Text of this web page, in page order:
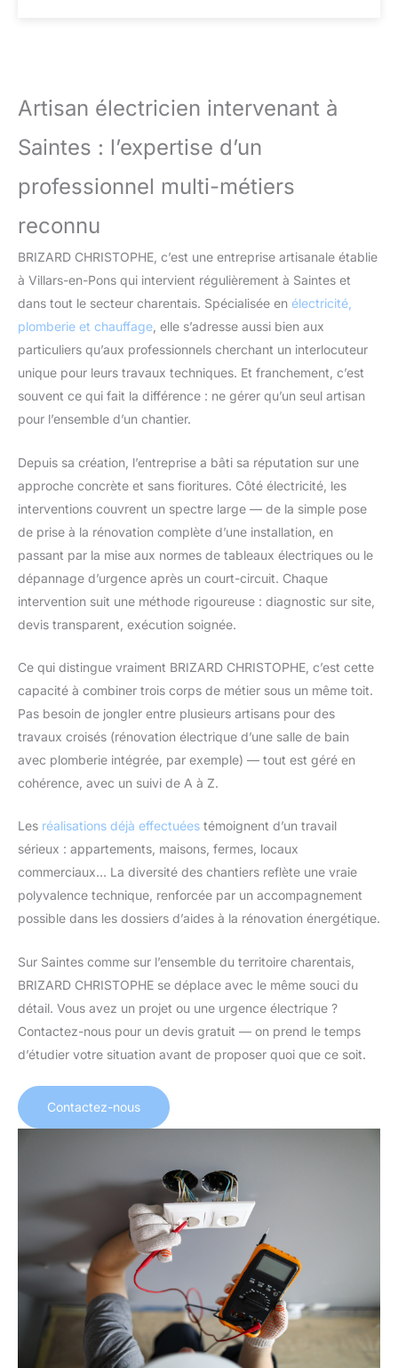
Artisan électricien intervenant à
Saintes : l’expertise d’un
professionnel multi-métiers
reconnu
BRIZARD CHRISTOPHE, c’est une entreprise artisanale établie
à Villars-en-Pons qui intervient régulièrement à Saintes et
dans tout le secteur charentais. Spécialisée en électricité,
plomberie et chauffage , elle s’adresse aussi bien aux
particuliers qu’aux professionnels cherchant un interlocuteur
unique pour leurs travaux techniques. Et franchement, c’est
souvent ce qui fait la différence : ne gérer qu’un seul artisan
pour l’ensemble d’un chantier.
Depuis sa création, l’entreprise a bâti sa réputation sur une
approche concrète et sans fioritures. Côté électricité, les
interventions couvrent un spectre large — de la simple pose
de prise à la rénovation complète d’une installation, en
passant par la mise aux normes de tableaux électriques ou le
dépannage d’urgence après un court-circuit. Chaque
intervention suit une méthode rigoureuse : diagnostic sur site,
devis transparent, exécution soignée.
Ce qui distingue vraiment BRIZARD CHRISTOPHE, c’est cette
capacité à combiner trois corps de métier sous un même toit.
Pas besoin de jongler entre plusieurs artisans pour des
travaux croisés (rénovation électrique d’une salle de bain
avec plomberie intégrée, par exemple) — tout est géré en
cohérence, avec un suivi de A à Z.
Les réalisations déjà effectuées témoignent d’un travail
sérieux : appartements, maisons, fermes, locaux
commerciaux… La diversité des chantiers reflète une vraie
polyvalence technique, renforcée par un accompagnement
possible dans les dossiers d’aides à la rénovation énergétique.
Sur Saintes comme sur l’ensemble du territoire charentais,
BRIZARD CHRISTOPHE se déplace avec le même souci du
détail. Vous avez un projet ou une urgence électrique ?
Contactez-nous pour un devis gratuit — on prend le temps
d’étudier votre situation avant de proposer quoi que ce soit.
Contactez-nous